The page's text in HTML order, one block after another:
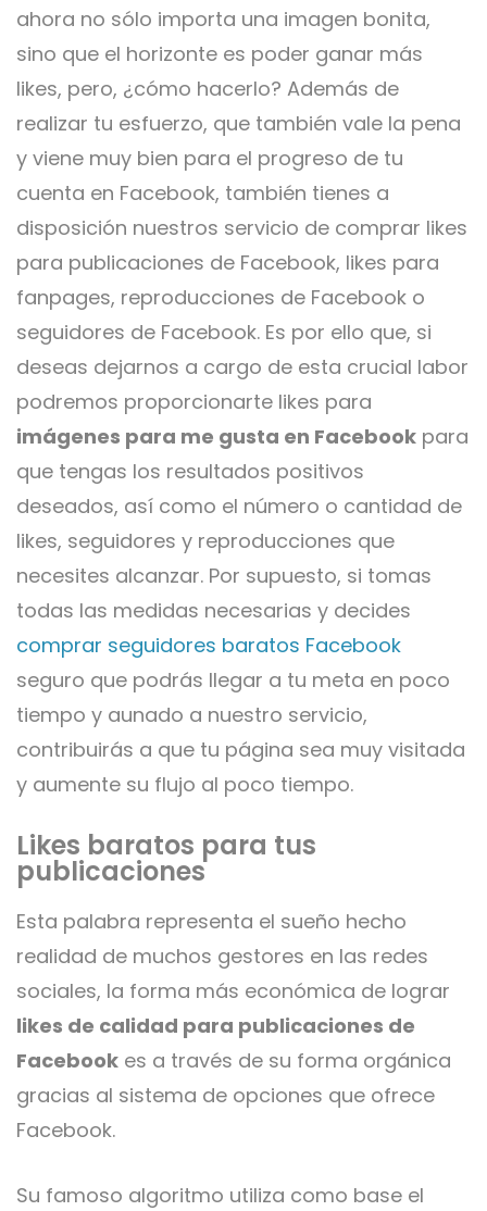
ahora no sólo importa una imagen bonita,
sino que el horizonte es poder ganar más
likes, pero, ¿cómo hacerlo? Además de
realizar tu esfuerzo, que también vale la pena
y viene muy bien para el progreso de tu
cuenta en Facebook, también tienes a
disposición nuestros servicio de comprar likes
para publicaciones de Facebook, likes para
fanpages, reproducciones de Facebook o
seguidores de Facebook. Es por ello que, si
deseas dejarnos a cargo de esta crucial labor
podremos proporcionarte likes para
imágenes para me gusta en Facebook para
que tengas los resultados positivos
deseados, así como el número o cantidad de
likes, seguidores y reproducciones que
necesites alcanzar. Por supuesto, si tomas
todas las medidas necesarias y decides
comprar seguidores baratos Facebook
seguro que podrás llegar a tu meta en poco
tiempo y aunado a nuestro servicio,
contribuirás a que tu página sea muy visitada
y aumente su flujo al poco tiempo.
Likes baratos para tus
publicaciones
Esta palabra representa el sueño hecho
realidad de muchos gestores en las redes
sociales, la forma más económica de lograr
likes de calidad para publicaciones de
Facebook es a través de su forma orgánica
gracias al sistema de opciones que ofrece
Facebook.
Su famoso algoritmo utiliza como base el